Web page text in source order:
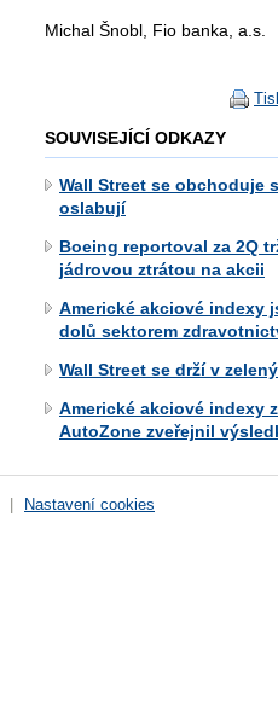
Michal Šnobl, Fio banka, a.s.
SOUVISEJÍCÍ ODKAZY
Wall Street se obchoduje
oslabují
Boeing reportoval za 2Q
jádrovou ztrátou na akcii
Americké akciové indexy
dolů sektorem
Wall Street se drží v
Americké akciové indexy
AutoZone zveřejnil
Nastavení cookies